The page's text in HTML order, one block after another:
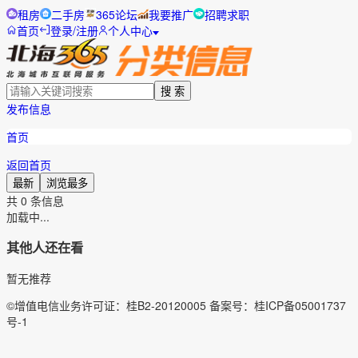
租房 二手房 365论坛 我要推广
招聘求职
首页
登录/注册 个人中心
搜 索
发布信息
首页
返回首页
最新 浏览最多
共 0 条信息
加载中...
其他人还在看
暂无推荐
©增值电信业务许可证：桂B2-20120005 备案号：桂ICP备05001737
号-1